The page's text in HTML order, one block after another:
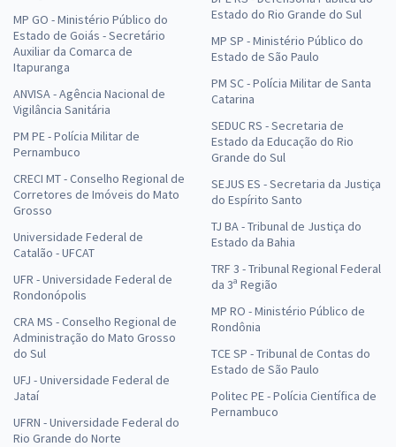
Comprar
Banco do Brasil - Escriturário: Agente de Tecnologia da
R$ 407,84 à vista
R$ 33,99
Economize R$ 101,96 (-20%)
Comprar
SEDES DF - Secretaria de Desenvolvimento Social do
Distrito Federal - Técnico em Desenvolvimento e
Assistência Social (TDAS) - Especialidade: Técnico
Administrativo (Cargo 202) - (Pós-edital)
R$ 421,44 à vista
ou 12x
MP GO - Ministério Público do
Estado de Goiás - Secretário
Auxiliar da Comarca de
Itapuranga
ANVISA - Agência Nacional de
Vigilância Sanitária
PM PE - Polícia Militar de
Pernambuco
CRECI MT - Conselho Regional de
Corretores de Imóveis do Mato
Grosso
Universidade Federal de
Catalão - UFCAT
UFR - Universidade Federal de
Rondonópolis
CRA MS - Conselho Regional de
Administração do Mato Grosso
do Sul
UFJ - Universidade Federal de
Jataí
UFRN - Universidade Federal do
Rio Grande do Norte
Estado do Rio Grande do Sul
MP SP - Ministério Público do
Estado de São Paulo
PM SC - Polícia Militar de Santa
Catarina
SEDUC RS - Secretaria de
Estado da Educação do Rio
Grande do Sul
SEJUS ES - Secretaria da Justiça
do Espírito Santo
TJ BA - Tribunal de Justiça do
Estado da Bahia
TRF 3 - Tribunal Regional Federal
da 3ª Região
MP RO - Ministério Público de
Rondônia
TCE SP - Tribunal de Contas do
Estado de São Paulo
Politec PE - Polícia Científica de
Pernambuco